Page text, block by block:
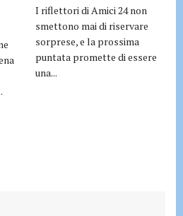
I riflettori di Amici 24 non
smettono mai di riservare
sorprese, e la prossima
puntata promette di essere
una...